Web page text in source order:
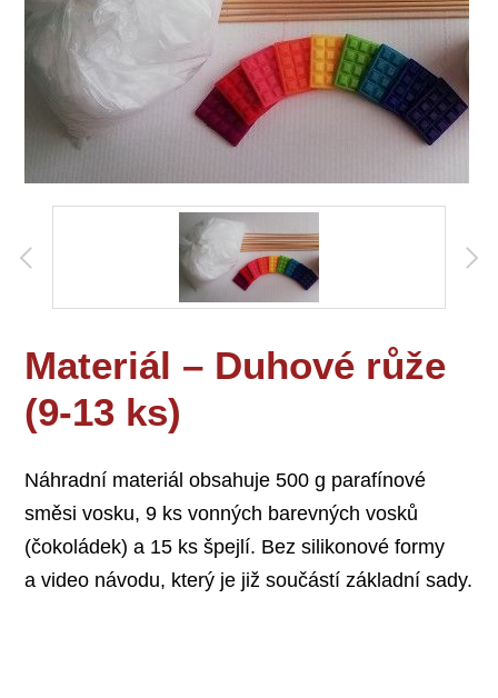
Materiál – Duhové růže
(9-13 ks)
Náhradní materiál obsahuje 500 g parafínové
směsi vosku, 9 ks vonných barevných vosků
(čokoládek) a 15 ks špejlí. Bez silikonové formy
a video návodu, který je již součástí základní sady.